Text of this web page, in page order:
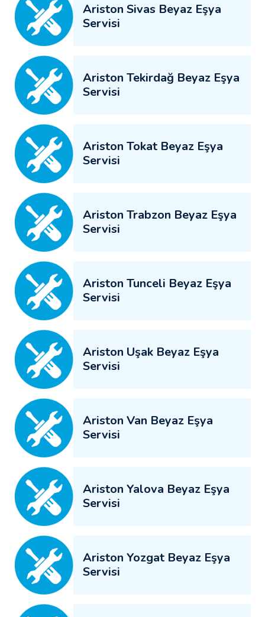
Ariston Sivas Beyaz Eşya
Servisi
Ariston Tekirdağ Beyaz Eşya
Servisi
Ariston Tokat Beyaz Eşya
Servisi
Ariston Trabzon Beyaz Eşya
Servisi
Ariston Tunceli Beyaz Eşya
Servisi
Ariston Uşak Beyaz Eşya
Servisi
Ariston Van Beyaz Eşya
Servisi
Ariston Yalova Beyaz Eşya
Servisi
Ariston Yozgat Beyaz Eşya
Servisi